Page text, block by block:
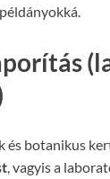
és botanikus
, vagyis a